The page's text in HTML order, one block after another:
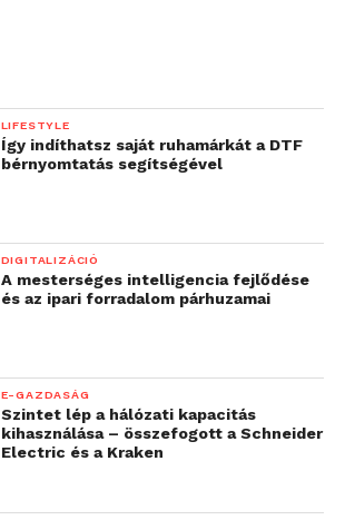
LIFESTYLE
Így indíthatsz saját ruhamárkát a DTF
bérnyomtatás segítségével
DIGITALIZÁCIÓ
A mesterséges intelligencia fejlődése
és az ipari forradalom párhuzamai
E-GAZDASÁG
Szintet lép a hálózati kapacitás
kihasználása – összefogott a Schneider
Electric és a Kraken